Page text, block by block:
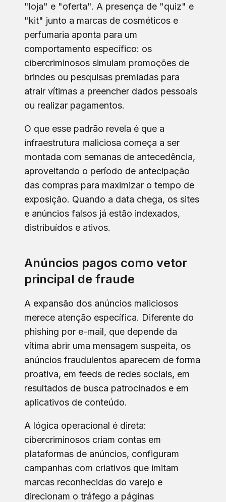
"loja" e "oferta". A presença de "quiz" e
"kit" junto a marcas de cosméticos e
perfumaria aponta para um
comportamento específico: os
cibercriminosos simulam promoções de
brindes ou pesquisas premiadas para
atrair vítimas a preencher dados pessoais
ou realizar pagamentos.
O que esse padrão revela é que a
infraestrutura maliciosa começa a ser
montada com semanas de antecedência,
aproveitando o período de antecipação
das compras para maximizar o tempo de
exposição. Quando a data chega, os sites
e anúncios falsos já estão indexados,
distribuídos e ativos.
Anúncios pagos como vetor
principal de fraude
A expansão dos anúncios maliciosos
merece atenção específica. Diferente do
phishing por e-mail, que depende da
vítima abrir uma mensagem suspeita, os
anúncios fraudulentos aparecem de forma
proativa, em feeds de redes sociais, em
resultados de busca patrocinados e em
aplicativos de conteúdo.
A lógica operacional é direta:
cibercriminosos criam contas em
plataformas de anúncios, configuram
campanhas com criativos que imitam
marcas reconhecidas do varejo e
direcionam o tráfego a páginas